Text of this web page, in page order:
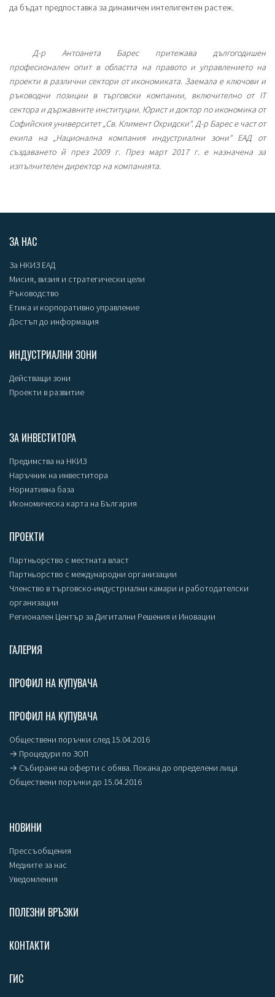
да бъдат предпоставка за динамичен интелигентен растеж.
Д-р Антоанета Барес притежава дългогодишен
професионален опит в областта на правото и управлението на
проекти в различни сектори от икономиката. Заемала е ключови и
ръководни позиции в търговски компании, включително от IT
сектора и държавните институции. Юрист и доктор по икономика от
Софийския университет „Св. Климент Охридски“. Д-р Барес е част от
екипа на „Национална компания индустриални зони“ ЕАД от
създаването й през 2009 г. През март 2017 г. е назначена за
изпълнителен директор на компанията.
ЗА НАС
За НКИЗ ЕАД
Мисия, визия и стратегически цели
Ръководство
Етика и корпоративно управление
Достъп до информация
ИНДУСТРИАЛНИ ЗОНИ
Действащи зони
Проекти в развитие
ЗА ИНВЕСТИТОРА
Предимства на НКИЗ
Наръчник на инвеститора
Нормативна база
Икономическа карта на България
ПРОЕКТИ
Партньорство с местната власт
Партньорство с международни организации
Членство в търговско-индустриални камари и работодателски
организации
Регионален Център за Дигитални Решения и Иновации
ГАЛЕРИЯ
ПРОФИЛ НА КУПУВАЧА
ПРОФИЛ НА КУПУВАЧА
Обществени поръчки след 15.04.2016
→ Процедури по ЗОП
→ Събиране на оферти с обява. Покана до определени лица
Обществени поръчки до 15.04.2016
НОВИНИ
Прессъобщения
Медиите за нас
Уведомления
ПОЛЕЗНИ ВРЪЗКИ
КОНТАКТИ
ГИС